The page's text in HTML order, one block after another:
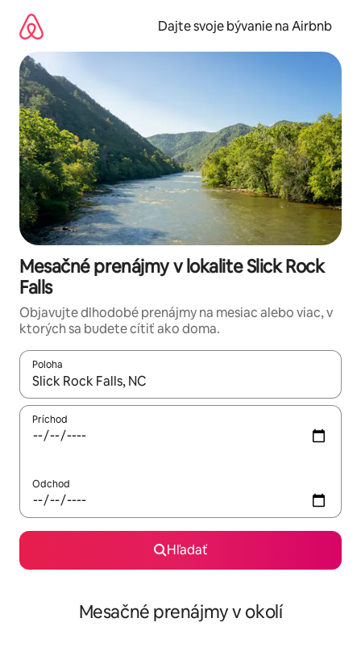
obsah.
Dajte svoje bývanie na Airbnb
Mesačné prenájmy v lokalite Slick Rock
Falls
Objavujte dlhodobé prenájmy na mesiac alebo viac, v
ktorých sa budete cítiť ako doma.
Poloha
Keď budú výsledky k dispozícii, môžete si ich prechádzať
Príchod
Odchod
Hľadať
Mesačné prenájmy v okolí